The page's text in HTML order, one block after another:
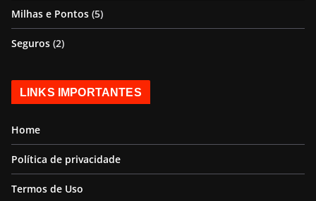
Milhas e Pontos (5)
Seguros (2)
LINKS IMPORTANTES
Home
Política de privacidade
Termos de Uso